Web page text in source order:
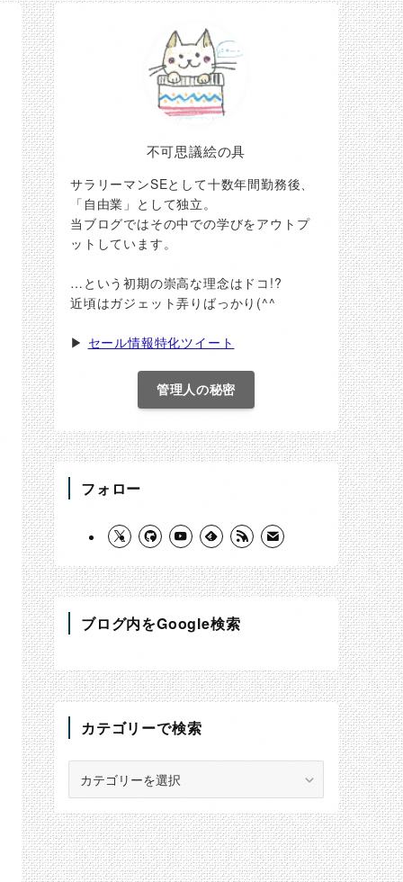
不可思議絵の具
サラリーマンSEとして十数年間勤務後、
「自由業」として独立。
当ブログではその中での学びをアウトプ
ットしています。
…という初期の崇高な理念はドコ!?
近頃はガジェット弄りばっかり(^^ゞ
▶ セール情報特化ツイート
管理人の秘密
フォロー
ブログ内をGoogle検索
カテゴリーで検索
リ
ー
で